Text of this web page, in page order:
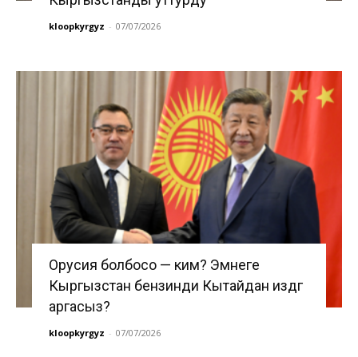
kloopkyrgyz - 07/07/2026
Орусия болбосо — ким? Эмнеге
Кыргызстан бензинди Кытайдан издөөгө
аргасыз?
kloopkyrgyz - 07/07/2026